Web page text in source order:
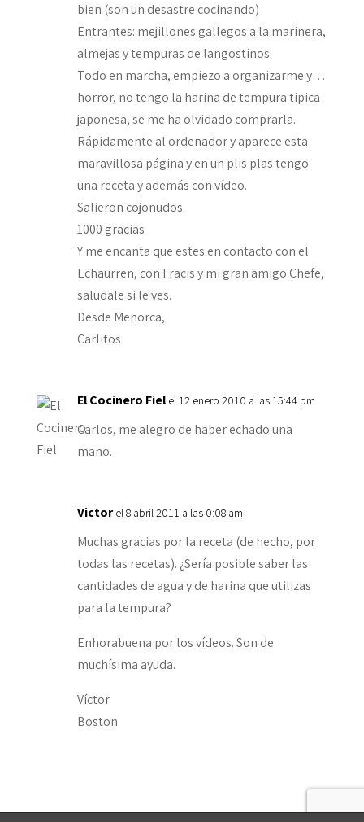
bien (son un desastre cocinando)
Entrantes: mejillones gallegos a la marinera,
almejas y tempuras de langostinos.
Todo en marcha, empiezo a organizarme y…
horror, no tengo la harina de tempura tipica
japonesa, se me ha olvidado comprarla.
Rápidamente al ordenador y aparece esta
maravillosa página y en un plis plas tengo
una receta y además con vídeo.
Salieron cojonudos.
1000 gracias
Y me encanta que estes en contacto con el
Echaurren, con Fracis y mi gran amigo Chefe,
saludale si le ves.
Desde Menorca,
Carlitos
El Cocinero Fiel el 12 enero 2010 a las 15:44 pm
Carlos, me alegro de haber echado una
mano.
Victor el 8 abril 2011 a las 0:08 am
Muchas gracias por la receta (de hecho, por
todas las recetas). ¿Sería posible saber las
cantidades de agua y de harina que utilizas
para la tempura?
Enhorabuena por los vídeos. Son de
muchísima ayuda.
Víctor
Boston